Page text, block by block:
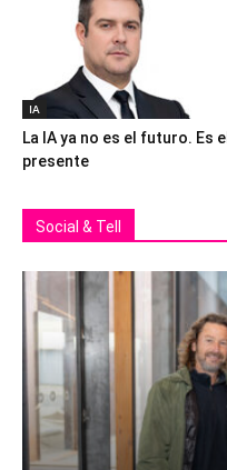
IA
La IA ya no es el futuro. Es el
presente
Social & Tell